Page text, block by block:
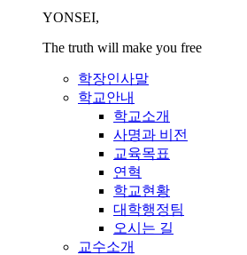
YONSEI,
The truth will make you free
학장인사말
학교안내
학교소개
사명과 비전
교육목표
연혁
학교현황
대학행정팀
오시는 길
교수소개